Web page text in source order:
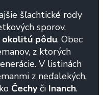
šľachtické rody
sporov,
okolitú pôdu. Obec
z ktorých
V listinách
z neďalekých,
Čechyči Inanch.